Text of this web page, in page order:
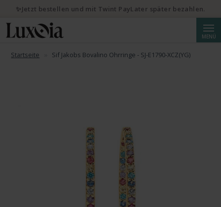
MENÜ
Startseite Sif Jakobs Bovalino Ohrringe - SJ-E1790-XCZ(YG)
✨Jetzt bestellen und mit Twint PayLater später bezahlen.